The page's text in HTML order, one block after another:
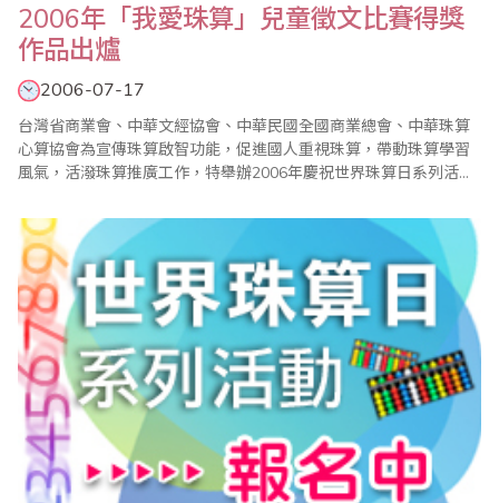
2006年「我愛珠算」兒童徵文比賽得獎
作品出爐
2006-07-17
台灣省商業會、中華文經協會、中華民國全國商業總會、中華珠算
心算協會為宣傳珠算啟智功能，促進國人重視珠算，帶動珠算學習
風氣，活潑珠算推廣工作，特舉辦2006年慶祝世界珠算日系列活
止後，計有國小低年級組30篇文章、國小高年級組51篇文章報名參
加，並於七月初特聘專業老師進行評審。評審老師依據比賽辦法主
題20％、內容40％、創意20％、修辭與結..